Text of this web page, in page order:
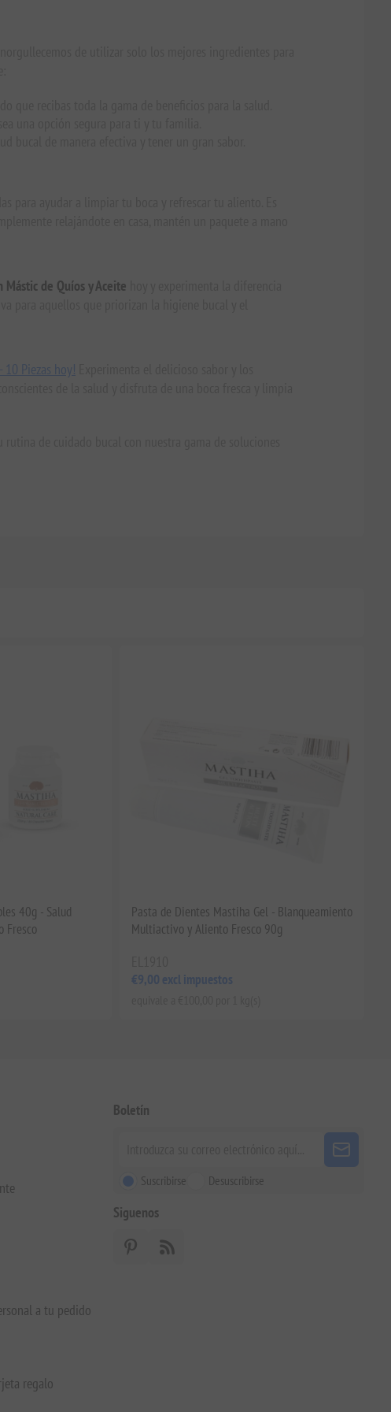
ayudar a limpiar tu boca y refrescar tu aliento. Es
Mástic de Quíos y Aceite
10 Piezas hoy!
40g - Salud
Fresco
Pasta de Dientes Mastiha Gel - Blanqueamiento
Multiactivo y Aliento Fresco 90g
€9,00 excl impuestos
a tu pedido
regalo
Boletín
Suscribirse Desuscribirse
Siguenos